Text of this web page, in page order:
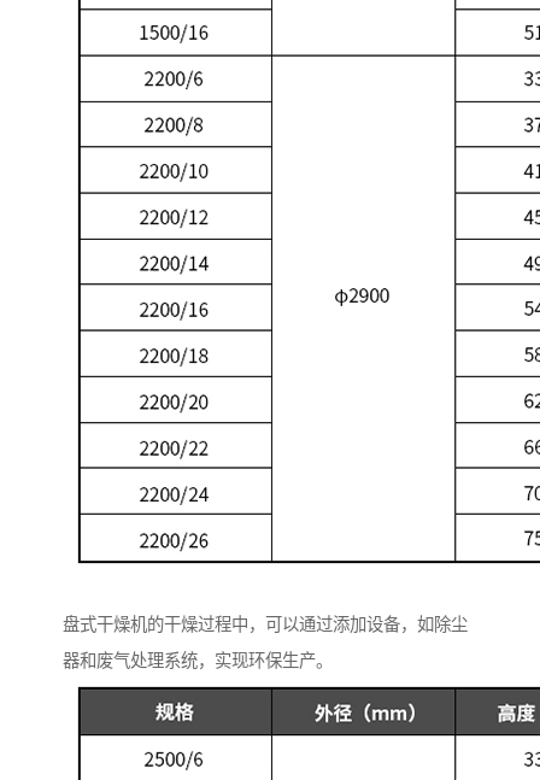
盘式干燥机的干燥过程中，可以通过添加设备，如除尘
器和废气处理系统，实现环保生产。